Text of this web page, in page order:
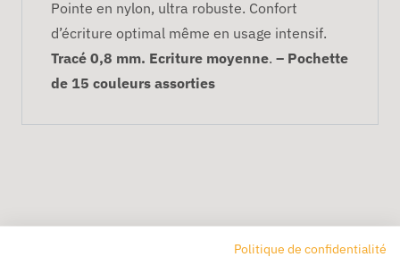
Pointe en nylon, ultra robuste. Confort
d’écriture optimal même en usage intensif.
Tracé 0,8 mm. Ecriture moyenne. – Pochette
de 15 couleurs assorties
Politique de confidentialité